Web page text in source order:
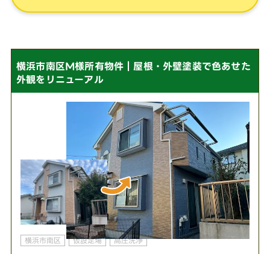
横浜市南区M様所有物件｜屋根・外壁塗装で色あせた
外観をリニューアル
横浜市南区 仮設足場 高圧洗浄